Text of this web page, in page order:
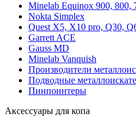
Minelab Equinox 900, 800,
Nokta Simplex
Quest X5, X10 pro, Q30,
Garrett ACE
Gauss MD
Minelab Vanquish
Производители
Подводные
Пинпоинтеры
Аксессуары для копа